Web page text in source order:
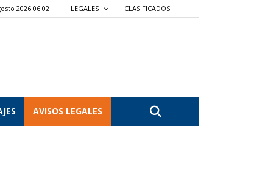
2026 06:02 LEGALES CLASIFICADOS
AVISOS LEGALES